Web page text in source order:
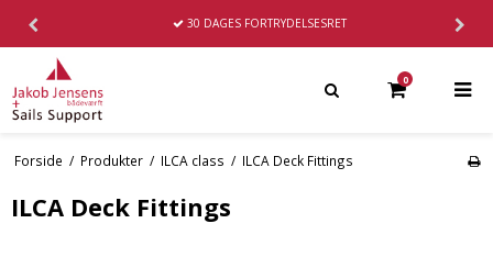
GRATIS FRAGTPÅ KØB OVER 1000,-
0
Forside / Produkter / ILCA class / ILCA Deck Fittings
ILCA Deck Fittings